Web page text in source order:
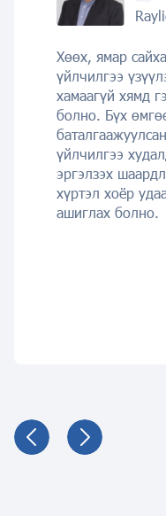
Хөөх, ямар
үйлчилгээ
хамаагүй хямд
болно. Бүх
үйлчилгээ
эргэлзэх
хүртэл хоёр
ашиглах болно.